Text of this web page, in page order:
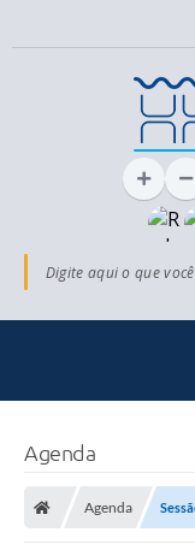
Digite aqui o que
Agenda
Agenda